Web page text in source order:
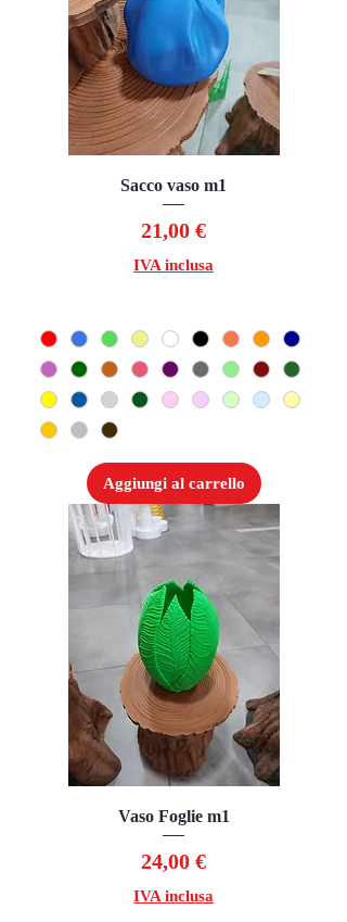
Sacco vaso m1
Prezzo
21,00 €
IVA inclusa
Aggiungi al carrello
Vaso Foglie m1
Prezzo
24,00 €
IVA inclusa